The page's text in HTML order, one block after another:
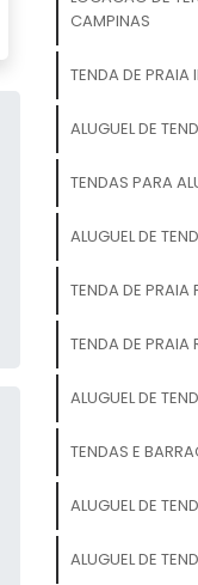
CAMPINAS
TENDA DE PRAIA
ALUGUEL DE
TENDAS PARA
ALUGUEL DE
TENDA DE PRAIA
TENDA DE PRAIA
ALUGUEL DE
TENDAS E
ALUGUEL DE
ALUGUEL DE